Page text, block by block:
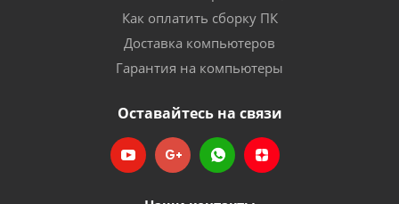
Как оплатить сборку ПК
Доставка компьютеров
Гарантия на компьютеры
Оставайтесь на связи